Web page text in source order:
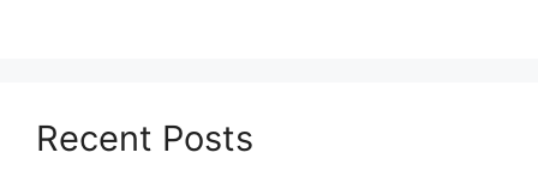
Recent Posts